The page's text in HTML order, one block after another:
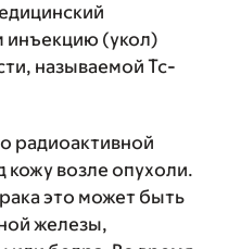
инъекцию (укол)
называемой Tc-
радиоактивной
кожу возле опухоли.
это может быть
железы,